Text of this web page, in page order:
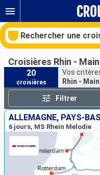
Rechercher une
Nos destinations
Mois de départ
Ports
Croisières Rhin -
20
croisières
Vos
Rhin -
Filtrer
ALLEMAGNE, PAYS-BAS
6 jours, MS Rhein Melodie